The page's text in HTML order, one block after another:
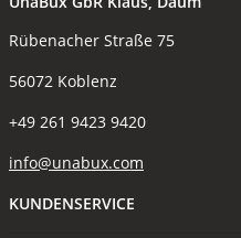
Rübenacher Straße 75
56072 Koblenz
+49 261 9423 9420
info@unabux.com
KUNDENSERVICE